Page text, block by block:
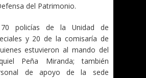
del Patrimonio.
70 policías de la Unidad de
y 20 de la comisaría de
estuvieron al mando del
Peña Miranda; también
de apoyo de la sede